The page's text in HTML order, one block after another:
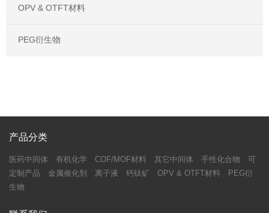
OPV & OTFT材料
PEG衍生物
产品分类
医药中间体 有机化学 COF/MOF材料 其它中间体 手性化合物
可
定制产品
金属催化剂 离子液 钙钛矿 OPV & OTFT材料
PEG衍
生物